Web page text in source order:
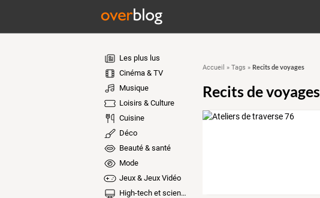
Les plus lus
Cinéma & TV
Musique
Loisirs & Culture
Cuisine
Déco
Beauté & santé
Mode
Jeux & Jeux Vidéo
High-tech et sciences
Accueil » Tags » Recits de voyages
Recits de voyages